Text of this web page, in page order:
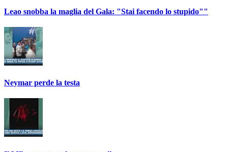
Leao snobba la maglia del Gala: "Stai facendo lo stupido""
Neymar perde la testa